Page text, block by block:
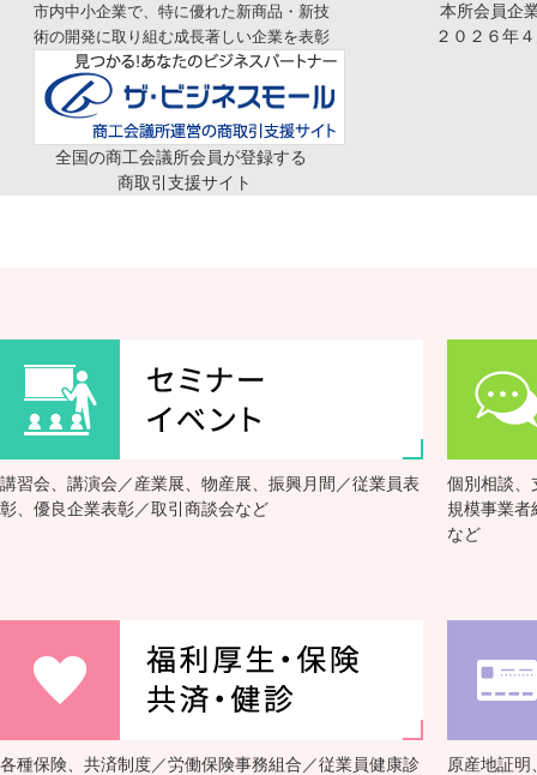
実施してまいります
セミナー 26.08.03
イベント 26.08.03
トピックス 26.08.01
東大阪商工会議所
ェンバーズクーポ
セミナー 26.08.01
【第１回2026年8
素経営スクール（
トピックス 26.07.31
イベント
【2026年10月19
田 参加企業募集！
市内中小企業で、特に優れた新商品・新技 本所会員企業の
術の開発に取り組む成長著しい企業を表彰 ２０２６年４月
全国の商工会議所会員が登録する
商取引支援サイト
講習会、講演会／産業展、物産展、振興月間／従業員表
彰、優良企業表彰／取引商談会など
個別相談、
規模事業者
など
各種保険、共済制度／労働保険事務組合／従業員健康診
原産地証